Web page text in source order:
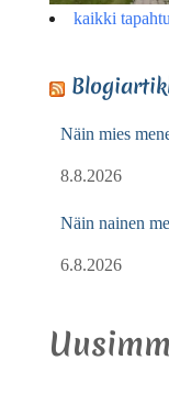
kaikki
Näin mies
8.8.2026
Näin nainen
6.8.2026